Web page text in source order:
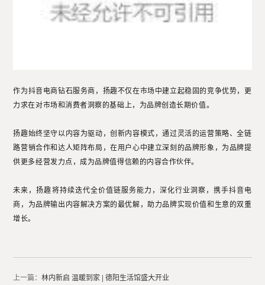
作为抖音电商钻石服务商，扬趣不仅在市场中建立起稳固的竞争优势，更
力求在对市场和消费者洞察的基础上，为品牌创造长期价值。
扬趣始终坚守以内容为驱动，创新内容模式，通过灵活的运营策略、全链
路营销合作和达人矩阵布局，在用户心中建立深刻的品牌形象，为品牌提
供更多经营发力点，成为品牌值得信赖的内容合作伙伴。
未来，扬趣将持续迭代全价值链服务能力，深化行业洞察，携手抖音电
商，为品牌输出内容解决方案的最优解，助力品牌实现价值和生意的双重
增长。
上一篇：林内新启 温暖到家 | 德阳生活馆盛大开业